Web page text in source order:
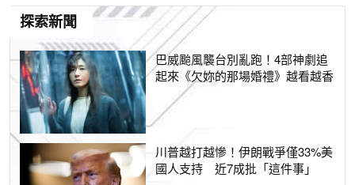
探索新聞
巴威颱風襲台別亂跑！4部神劇追
起來《欠妳的那場婚禮》越看越香
川普越打越慘！伊朗戰爭僅33%美
國人支持 近7成批「這件事」